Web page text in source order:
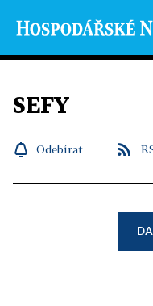
SEFY
Odebírat